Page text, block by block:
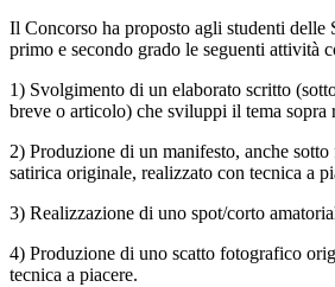
Il Concorso ha proposto agli studenti delle
primo e secondo grado le seguenti attività
1) Svolgimento di un elaborato scritto
breve o articolo) che sviluppi il tema sopra
2) Produzione di un manifesto, anche
satirica originale, realizzato con tecnica a
3) Realizzazione di uno spot/corto
4) Produzione di uno scatto fotografico
tecnica a piacere.